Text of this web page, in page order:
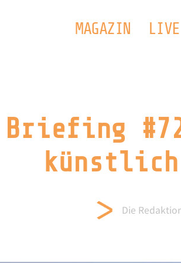
MAGAZIN LIVE
Briefing
Die